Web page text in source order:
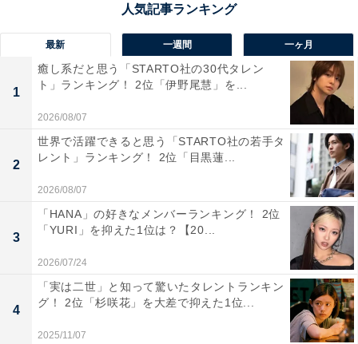
ルトブルーの湖でも知られているけれど、冬の景色はど
うなるのか気になるし、自分の目で見てみたい」（30代
女性／沖縄県）、「冬の静かな湖面と周囲の雪景色が美
しく、透明度の高い青い湖がより映えるからです」（50
最新 一週間 一ヶ月
1
癒し系だと思う「STARTO社の30代タレン
ト」ランキング！ 2位「伊野尾慧」を...
2026/08/07
2
世界で活躍できると思う「STARTO社の若手タ
レント」ランキング！ 2位「目黒蓮...
2026/08/07
3
「HANA」の好きなメンバーランキング！ 2位
「YURI」を抑えた1位は？【20...
2026/07/24
4
「実は二世」と知って驚いたタレントランキン
グ！ 2位「杉咲花」を大差で抑えた1位...
2025/11/07